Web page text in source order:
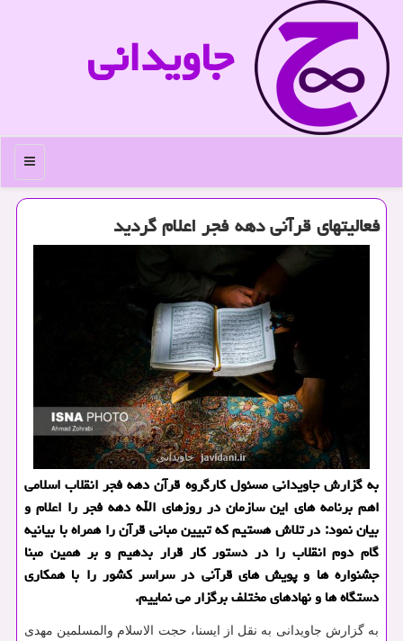
جاویدانی
منو
فعالیتهای قرآنی دهه فجر اعلام گردید
به گزارش جاویدانی مسئول كارگروه قرآن دهه فجر انقلاب اسلامی
اهم برنامه های این سازمان در روزهای الله دهه فجر را اعلام و
بیان نمود: در تلاش هستیم كه تبیین مبانی قرآن را همراه با بیانیه
گام دوم انقلاب را در دستور كار قرار بدهیم و بر همین مبنا
جشنواره ها و پویش های قرآنی در سراسر كشور را با همكاری
دستگاه ها و نهادهای مختلف برگزار می نماییم.
به گزارش جاویدانی به نقل از ایسنا، حجت الاسلام والمسلمین مهدی